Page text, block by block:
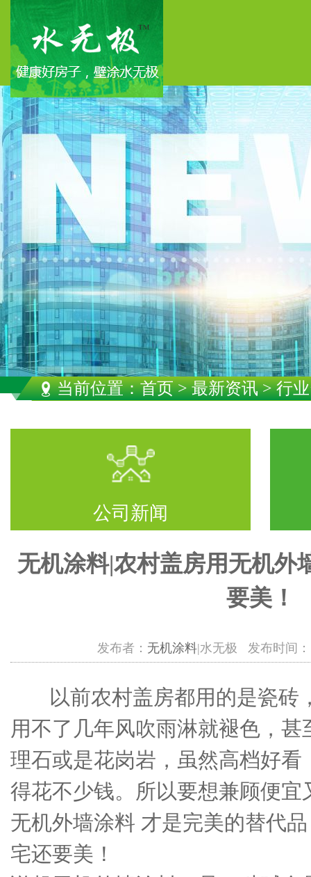
当前位置：首页>最新资讯> 行
公司新闻
无机涂料|农村盖房用无机外
要美！
发布者： 无机涂料|水无极 发布时间：
以前农村盖房都用的是瓷砖
用不了几年风吹雨淋就褪色，
理石或是花岗岩，虽然高档好
得花不少钱。所以要想兼顾便
无机外墙涂料 才是完美的替代
宅还要美！